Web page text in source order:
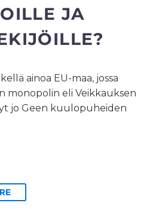
JA
ainoa EU-maa, jossa
monopolin eli Veikkauksen
jo Geen kuulopuheiden